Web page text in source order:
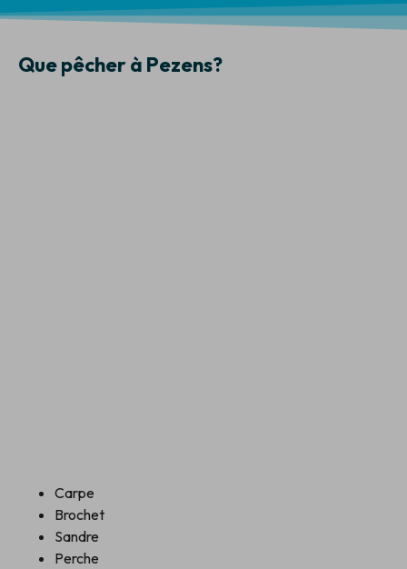
Que pêcher à Pezens?
Carpe
Brochet
Sandre
Perche